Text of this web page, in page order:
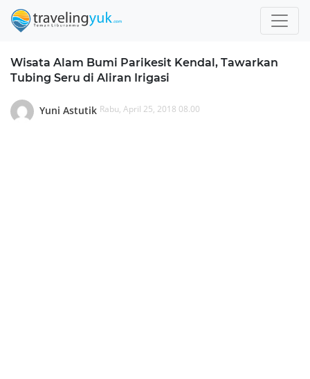
Wisata Alam Bumi Parikesit Kendal, Tawarkan
Tubing Seru di Aliran Irigasi
Yuni Astutik Rabu, April 25, 2018 08.00